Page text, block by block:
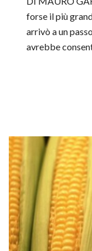
forse il più
arrivò a un
avrebbe